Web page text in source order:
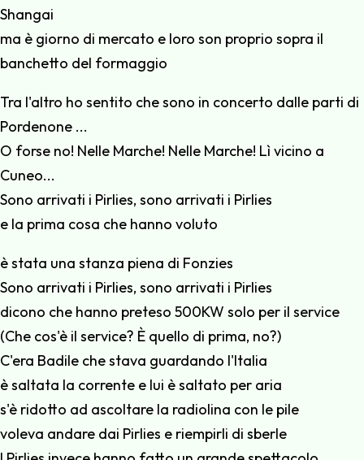
Shangai
ma è giorno di mercato e loro son proprio sopra il
banchetto del formaggio
Tra l'altro ho sentito che sono in concerto dalle parti di
Pordenone ...
O forse no! Nelle Marche! Nelle Marche! Lì vicino a
Cuneo...
Sono arrivati i Pirlies, sono arrivati i Pirlies
e la prima cosa che hanno voluto
è stata una stanza piena di Fonzies
Sono arrivati i Pirlies, sono arrivati i Pirlies
dicono che hanno preteso 500KW solo per il service
(Che cos'è il service? È quello di prima, no?)
C'era Badile che stava guardando l'Italia
è saltata la corrente e lui è saltato per aria
s'è ridotto ad ascoltare la radiolina con le pile
voleva andare dai Pirlies e riempirli di sberle